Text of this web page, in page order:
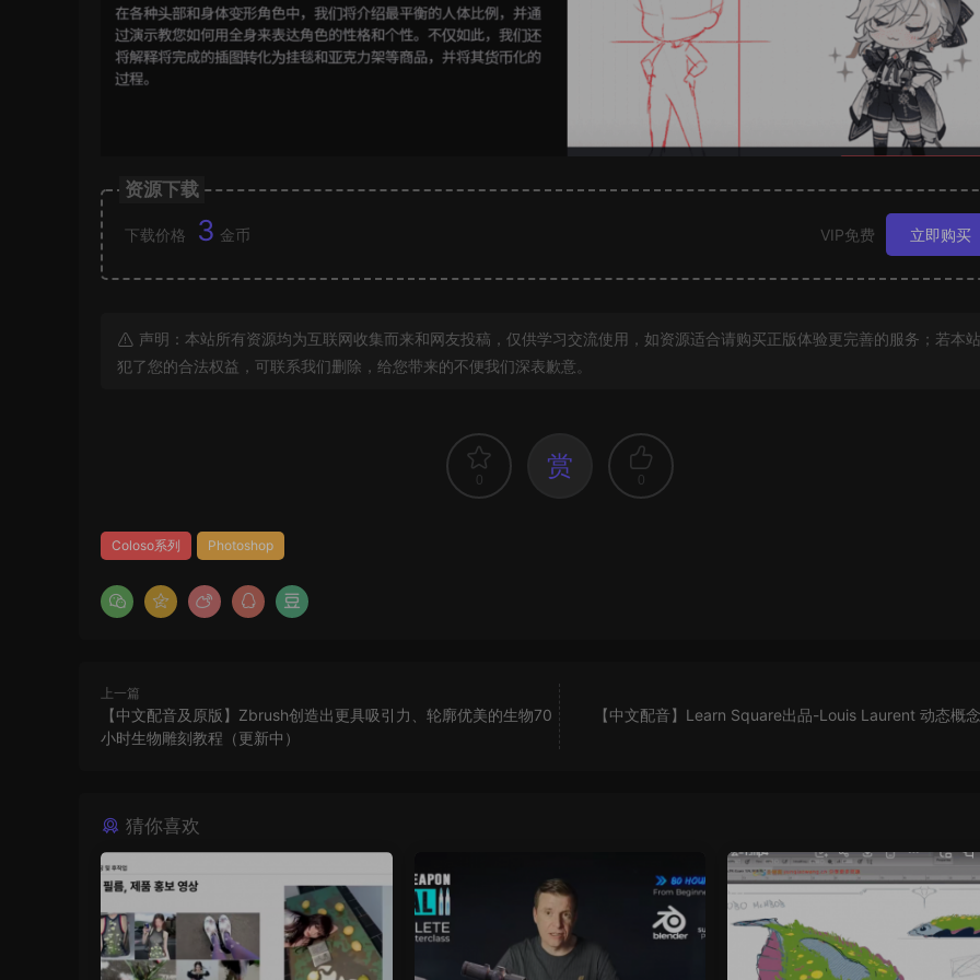
资源下载
下载价格 3 金币 VIP免费 立即购买
声明：本站所有资源均为互联网收集而来和网友投稿，仅供学习交流使用，如资源适合请购买正版体验更完善的服务；若本
犯了您的合法权益，可联系我们删除，给您带来的不便我们深表歉意。
0 赏 0
Coloso系列 Photoshop
上一篇
【中文配音及原版】Zbrush创造出更具吸引力、轮廓优美的生物70
小时生物雕刻教程（更新中）
【中文配音】Learn Square出品-Louis Laurent 动态概
猜你喜欢